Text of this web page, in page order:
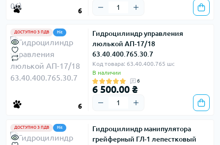
6
ДОСТУПНО З ПДВ Hit
6
Гидроцилиндр управления
люлькой АП-17/18
63.40.400.765.30.7
Код товара: 63.40.400.765 шс
В наличии
6
6 500.00 ₴
ДОСТУПНО З ПДВ Hit
Гидроцилиндр манипулятора
грейферный ГЛ-1 лепестковый